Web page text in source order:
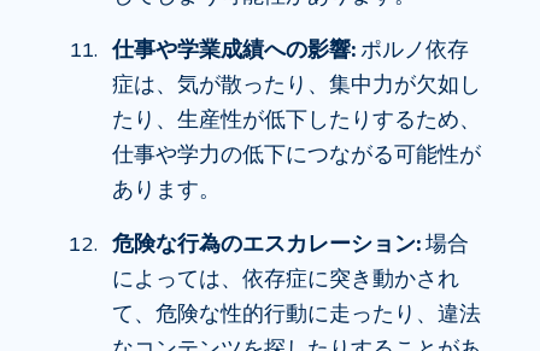
仕事や学業成績への影響:ポルノ依存
症は、気が散ったり、集中力が欠如し
たり、生産性が低下したりするため、
仕事や学力の低下につながる可能性が
あります。
危険な行為のエスカレーション:場合
によっては、依存症に突き動かされ
て、危険な性的行動に走ったり、違法